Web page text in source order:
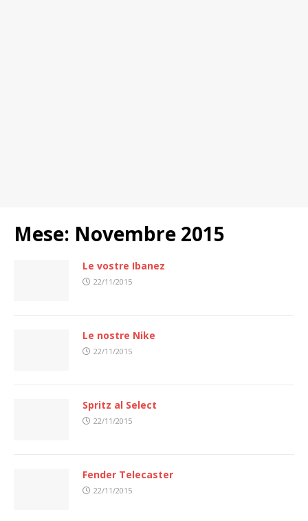
Mese: Novembre 2015
Le vostre Ibanez
22/11/2015
Le nostre Nike
22/11/2015
Spritz al Select
22/11/2015
Fender Telecaster
22/11/2015